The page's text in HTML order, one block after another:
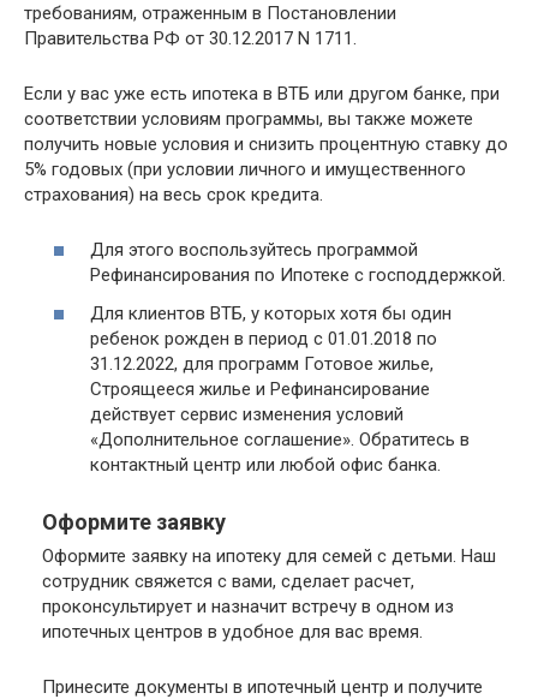
требованиям, отраженным в Постановлении
Правительства РФ от 30.12.2017 N 1711.
Если у вас уже есть ипотека в ВТБ или другом банке, при
соответствии условиям программы, вы также можете
получить новые условия и снизить процентную ставку до
5% годовых (при условии личного и имущественного
страхования) на весь срок кредита.
Для этого воспользуйтесь программой
Рефинансирования по Ипотеке с господдержкой.
Для клиентов ВТБ, у которых хотя бы один
ребенок рожден в период с 01.01.2018 по
31.12.2022, для программ Готовое жилье,
Строящееся жилье и Рефинансирование
действует сервис изменения условий
«Дополнительное соглашение». Обратитесь в
контактный центр или любой офис банка.
Оформите заявку
Оформите заявку на ипотеку для семей с детьми. Наш
сотрудник свяжется с вами, сделает расчет,
проконсультирует и назначит встречу в одном из
ипотечных центров в удобное для вас время.
Принесите документы в ипотечный центр и получите